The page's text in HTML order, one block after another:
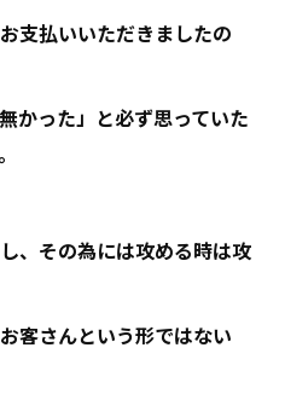
支払いいただきましたの
かった」と必ず思っていた
、その為には攻める時は攻
客さんという形ではない